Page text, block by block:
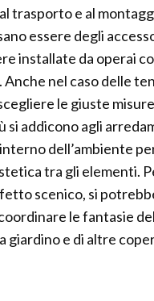
trasporto e al
essere degli
installate da operai
Anche nel caso delle
le giuste
si addicono agli
dell’ambiente
tra gli elementi.
scenico, si
le fantasie
giardino e di altre